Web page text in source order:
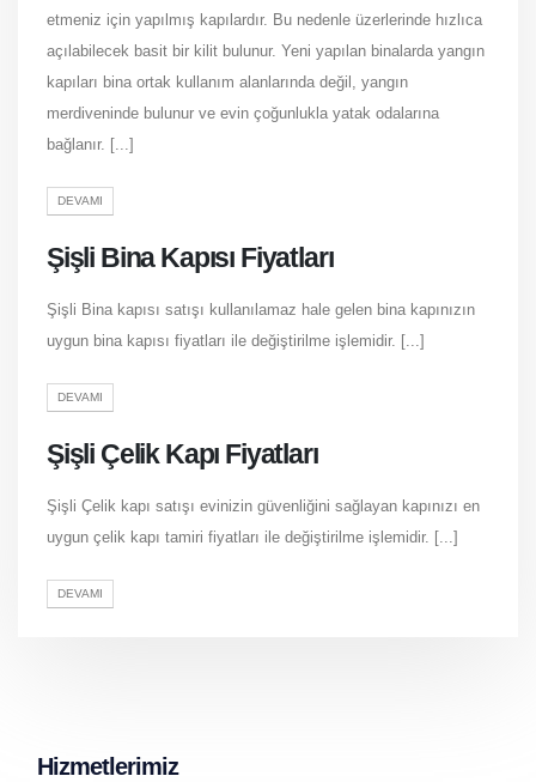
etmeniz için yapılmış kapılardır. Bu nedenle üzerlerinde hızlıca
açılabilecek basit bir kilit bulunur. Yeni yapılan binalarda yangın
kapıları bina ortak kullanım alanlarında değil, yangın
merdiveninde bulunur ve evin çoğunlukla yatak odalarına
bağlanır. [...]
DEVAMI
Şişli Bina Kapısı Fiyatları
Şişli Bina kapısı satışı kullanılamaz hale gelen bina kapınızın
uygun bina kapısı fiyatları ile değiştirilme işlemidir. [...]
DEVAMI
Şişli Çelik Kapı Fiyatları
Şişli Çelik kapı satışı evinizin güvenliğini sağlayan kapınızı en
uygun çelik kapı tamiri fiyatları ile değiştirilme işlemidir. [...]
DEVAMI
Hizmetlerimiz